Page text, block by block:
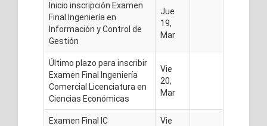
Inicio inscripción Examen
Final Ingeniería en
Información y Control de
Gestión
Jue
19,
Mar
Último plazo para inscribir
Examen Final Ingeniería
Comercial Licenciatura en
Ciencias Económicas
Vie
20,
Mar
Examen Final IC
Vie